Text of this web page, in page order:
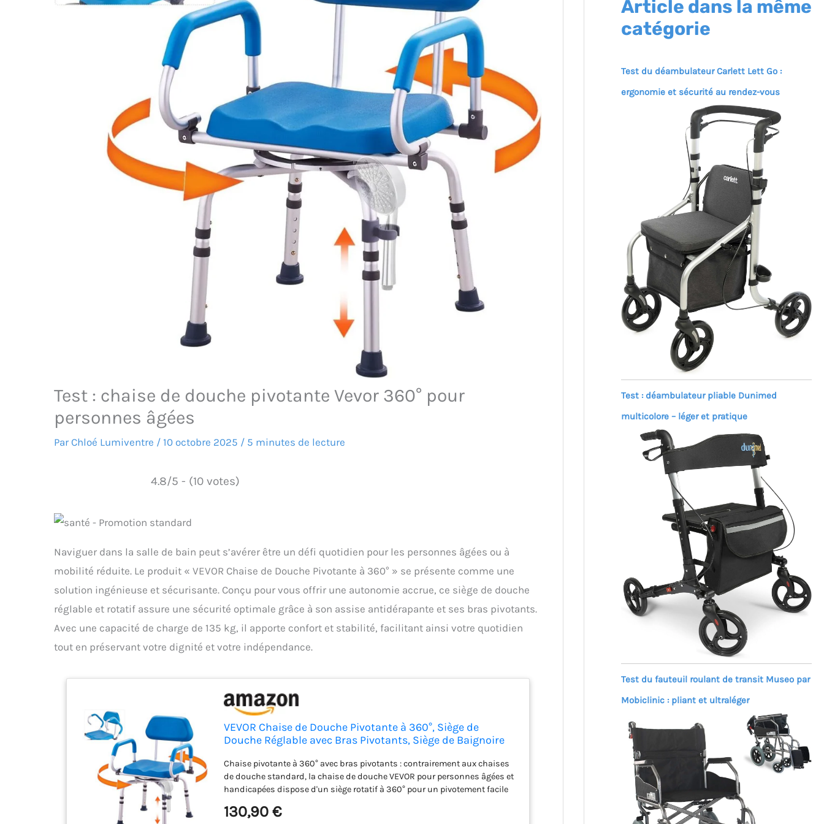
Test : chaise de douche pivotante Vevor 360° pour
personnes âgées
Par Chloé Lumiventre / 10 octobre 2025 / 5 minutes de lecture
4.8/5 - (10 votes)
Naviguer dans la salle de bain peut s’avérer être un défi quotidien pour les personnes âgées ou à
mobilité réduite. Le produit « VEVOR Chaise de Douche Pivotante à 360° » se présente comme une
solution ingénieuse et sécurisante. Conçu pour vous offrir une autonomie accrue, ce siège de douche
réglable et rotatif assure une sécurité optimale grâce à son assise antidérapante et ses bras pivotants.
Avec une capacité de charge de 135 kg, il apporte confort et stabilité, facilitant ainsi votre quotidien
tout en préservant votre dignité et votre indépendance.
VEVOR Chaise de Douche Pivotante à 360°, Siège de
Douche Réglable avec Bras Pivotants, Siège de Baignoire
Personnes Âgées Handicapées Blessées
Chaise pivotante à 360° avec bras pivotants : contrairement aux chaises
de douche standard, la chaise de douche VEVOR pour personnes âgées et
handicapées dispose d'un siège rotatif à 360° pour un pivotement facile
pivotants peuvent être relevés, abaissés et verrouillés en toute sécurité, ce
130,90 €
Article dans la même
catégorie
Test du déambulateur Carlett Lett Go :
ergonomie et sécurité au rendez-vous
Test : déambulateur pliable Dunimed
multicolore – léger et pratique
Test du fauteuil roulant de transit Museo par
Mobiclinic : pliant et ultraléger